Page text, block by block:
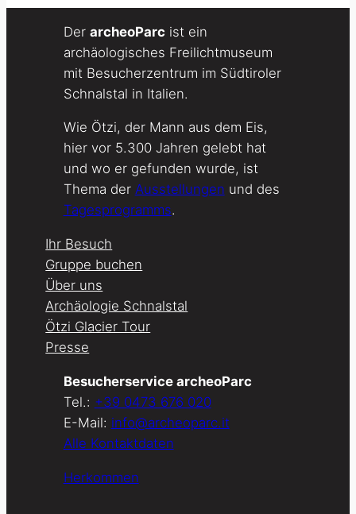
Der archeoParc ist ein
archäologisches Freilichtmuseum
mit Besucherzentrum im Südtiroler
Schnalstal in Italien.
Wie Ötzi, der Mann aus dem Eis,
hier vor 5.300 Jahren gelebt hat
und wo er gefunden wurde, ist
Thema der Ausstellungen und des
Tagesprogramms.
Ihr Besuch
Gruppe buchen
Über uns
Archäologie Schnalstal
Ötzi Glacier Tour
Presse
Besucherservice archeoParc
Tel.: +39 0473 676 020
E-Mail: info@archeoparc.it
Alle Kontaktdaten
Herkommen